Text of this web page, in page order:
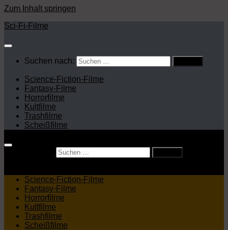
Zum Inhalt springen
Sci-Fi-Filme
Suchen nach:
Science-Fiction-Filme
Fantasy-Filme
Horrorfilme
Kultfilme
Trashfilme
Scheißfilme
Science-Fiction-Filme
Fantasy-Filme
Horrorfilme
Kultfilme
Trashfilme
Scheißfilme